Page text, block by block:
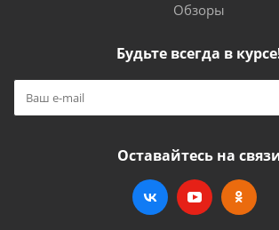
Обзоры
Будьте всегда в
Оставайтесь на